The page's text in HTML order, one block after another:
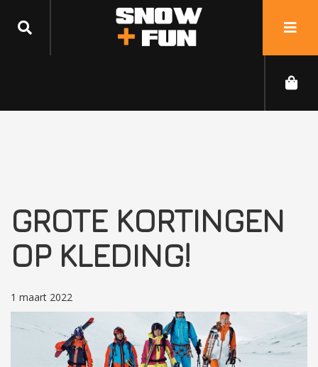
GROTE KORTINGEN
OP KLEDING!
1 maart 2022